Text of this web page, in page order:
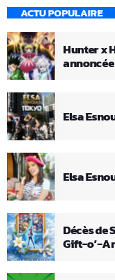
ACTU POPULAIRE
Hunter x
Elsa
Elsa
Décès de
Gift-o’-